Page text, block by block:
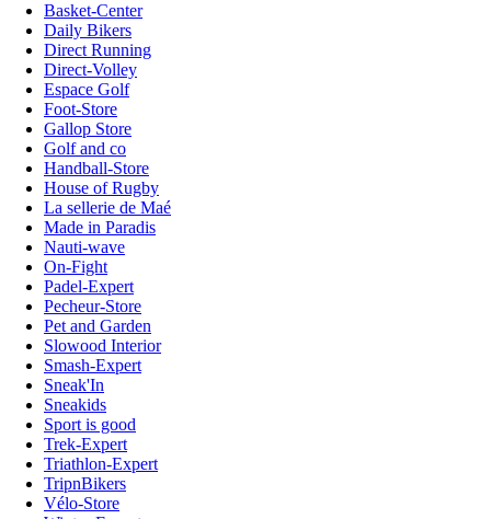
Basket-Center
Daily Bikers
Direct Running
Direct-Volley
Espace Golf
Foot-Store
Gallop Store
Golf and co
Handball-Store
House of Rugby
La sellerie de Maé
Made in Paradis
Nauti-wave
On-Fight
Padel-Expert
Pecheur-Store
Pet and Garden
Slowood Interior
Smash-Expert
Sneak'In
Sneakids
Sport is good
Trek-Expert
Triathlon-Expert
TripnBikers
Vélo-Store